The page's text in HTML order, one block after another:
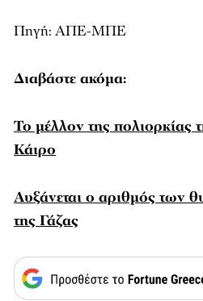
Πηγή: ΑΠΕ-ΜΠΕ
Διαβάστε ακόμα:
Το μέλλον της πολιορκίας
Κάιρο
Αυξάνεται ο αριθμός των
της Γάζας